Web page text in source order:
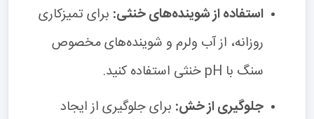
استفاده از شوینده‌های خنثی: برای تمیزکاری
روزانه، از آب ولرم و شوینده‌های مخصوص
سنگ با pH خنثی استفاده کنید.
جلوگیری از خش: برای جلوگیری از ایجاد